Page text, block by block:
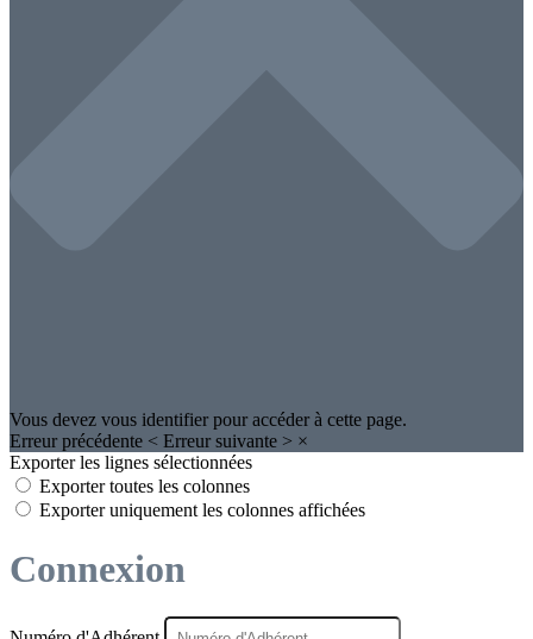
Vous devez vous identifier pour accéder à cette page.
Erreur précédente < Erreur suivante > ×
Exporter les lignes sélectionnées
Exporter toutes les colonnes
Exporter uniquement les colonnes affichées
Connexion